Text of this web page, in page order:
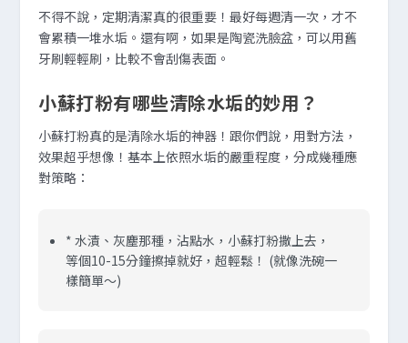
不得不說，定期清潔真的很重要！最好每週清一次，才不
會累積一堆水垢。還有啊，如果是陶瓷洗臉盆，可以用舊
牙刷輕輕刷，比較不會刮傷表面。
小蘇打粉有哪些清除水垢的妙用？
小蘇打粉真的是清除水垢的神器！跟你們說，用對方法，
效果超乎想像！基本上依照水垢的嚴重程度，分成幾種應
對策略：
*水漬、灰塵那種，沾點水，小蘇打粉撒上去，
等個10-15分鐘擦掉就好，超輕鬆！ (就像洗碗一
樣簡單～)